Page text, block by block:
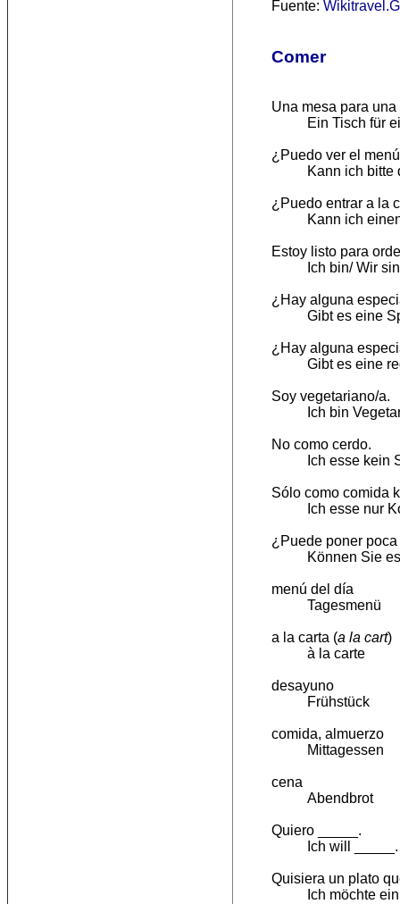
Fuente:
Comer
Una mesa para
Ein Tisch für
¿Puedo ver el
Kann ich bitte
¿Puedo entrar a la
Kann ich
Estoy listo para
Ich bin/ Wir
¿Hay alguna
Gibt es eine
¿Hay alguna
Gibt es eine
Soy vegetariano/a.
Ich bin
No como cerdo.
Ich esse kein
Sólo como comida
Ich esse nur
¿Puede poner
Können Sie
menú del día
Tagesmenü
a la carta (a la cart)
à la carte
desayuno
Frühstück
comida, almuerzo
Mittagessen
cena
Abendbrot
Quiero _____.
Ich will _____.
Quisiera un plato
Ich möchte